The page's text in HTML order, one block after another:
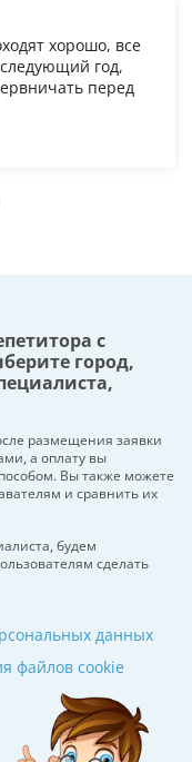
хорошо, все
год,
перед
с
город,
размещения заявки
а оплату вы
Вы также можете
и сравнить их
будем
сделать
данных
файлов cookie